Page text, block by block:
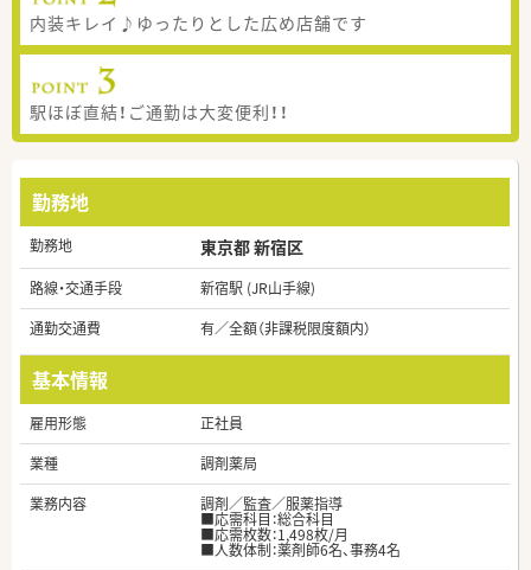
内装キレイ♪ゆったりとした広め店舗です
駅ほぼ直結！ご通勤は大変便利！！
勤務地
勤務地 東京都 新宿区
路線・交通手段
新宿駅 (JR山手線)
通勤交通費
有／全額（非課税限度額内）
基本情報
雇用形態
正社員
業種
調剤薬局
業務内容
調剤／監査／服薬指導
■応需科目：総合科目
■応需枚数：1,498枚/月
■人数体制：薬剤師6名、事務4名